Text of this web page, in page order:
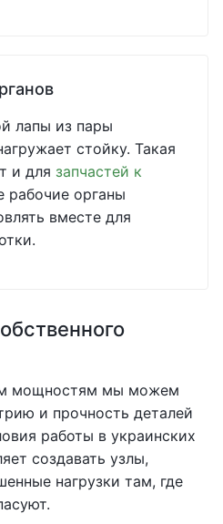
лапы из пары
стойку. Такая
и для запчастей к
рабочие органы
вместе для
мощностям мы можем
и прочность деталей
работы в украинских
создавать узлы,
нагрузки там, где